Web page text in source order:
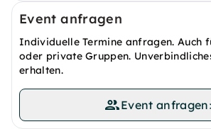
Event anfragen
Individuelle Termine anfragen. Auch
oder private Gruppen.
erhalten.
Event anfragen